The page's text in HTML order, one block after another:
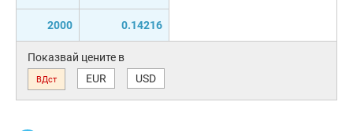
2000 0.14216
Показвай цените в
ВДст EUR USD